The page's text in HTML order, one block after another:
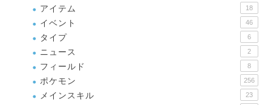
アイテム 18
イベント 46
タイプ 6
ニュース 2
フィールド 8
ポケモン 256
メインスキル 23